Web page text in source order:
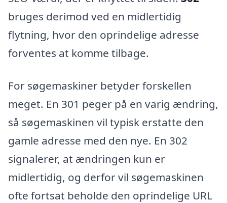
bruges derimod ved en midlertidig
flytning, hvor den oprindelige adresse
forventes at komme tilbage.
For søgemaskiner betyder forskellen
meget. En 301 peger på en varig ændring,
så søgemaskinen vil typisk erstatte den
gamle adresse med den nye. En 302
signalerer, at ændringen kun er
midlertidig, og derfor vil søgemaskinen
ofte fortsat beholde den oprindelige URL